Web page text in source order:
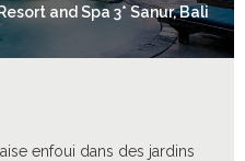
and Spa 3* Sanur, Bali
enfoui dans des jardins